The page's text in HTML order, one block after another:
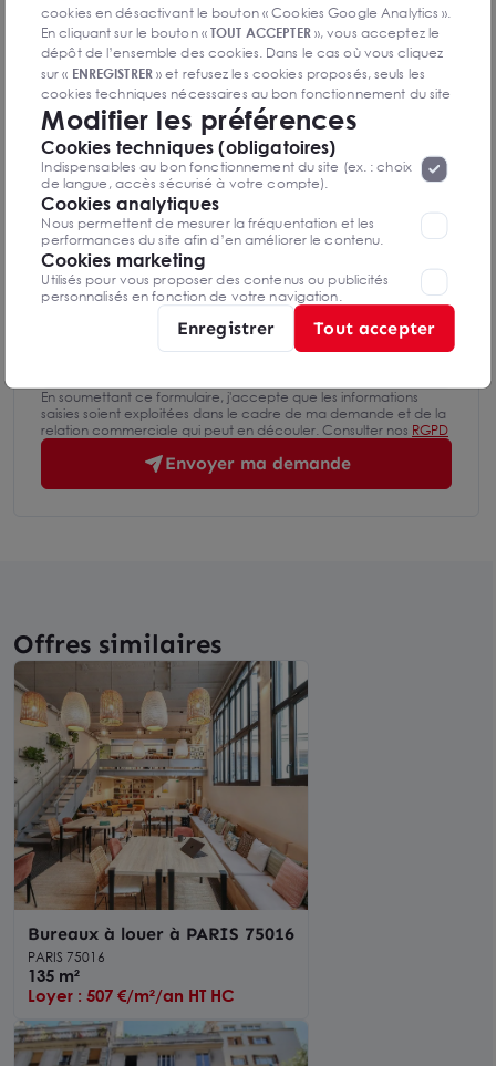
Mettre en favoris
Nom Prénom
Email
Téléphone
Message
En soumettant ce formulaire, j'accepte que les informations
saisies soient exploitées dans le cadre de ma demande et de la
relation commerciale qui peut en découler. Consulter nos RGPD
Envoyer ma demande
Offres similaires
Bureaux à louer à PARIS 75016
PARIS 75016
135 m²
Loyer : 507 €/m²/an HT HC
cookies en désactivant le bouton « Cookies Google Analytics ».
En cliquant sur le bouton «TOUT ACCEPTER», vous acceptez le
dépôt de l’ensemble des cookies. Dans le cas où vous cliquez
sur « ENREGISTRER» et refusez les cookies proposés, seuls les
cookies techniques nécessaires au bon fonctionnement du site
seront déposés. Pour plus d’informations, vous pouvez consulter
«Protection des données à caractère
personnel ».Lorsque vous naviguez sur notre site internet, il
peut être amenée à déposer des cookies. Vous avez la
possibilité de désactiver les cookies, ces réglages ne seront
valables que sur le navigateur que vous utilisez actuellement
Modifier les préférences
Cookies techniques (obligatoires)
Indispensables au bon fonctionnement du site (ex. : choix
de langue, accès sécurisé à votre compte).
Cookies analytiques
Nous permettent de mesurer la fréquentation et les
performances du site afin d’en améliorer le contenu.
Cookies marketing
Utilisés pour vous proposer des contenus ou publicités
personnalisés en fonction de votre navigation.
Enregistrer Tout accepter